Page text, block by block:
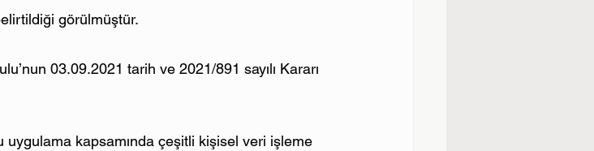
görülmüştür.
03.09.2021 tarih ve 2021/891 sayılı Kararı
uygulama kapsamında çeşitli kişisel veri işleme